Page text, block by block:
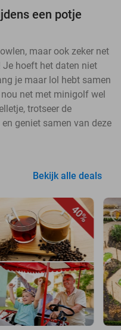
een potje
maar ook zeker net
Je hoeft het daten niet
je maar lol hebt samen
net met minigolf wel
trotseer de
geniet samen van deze
Bekijk alle deals
40%